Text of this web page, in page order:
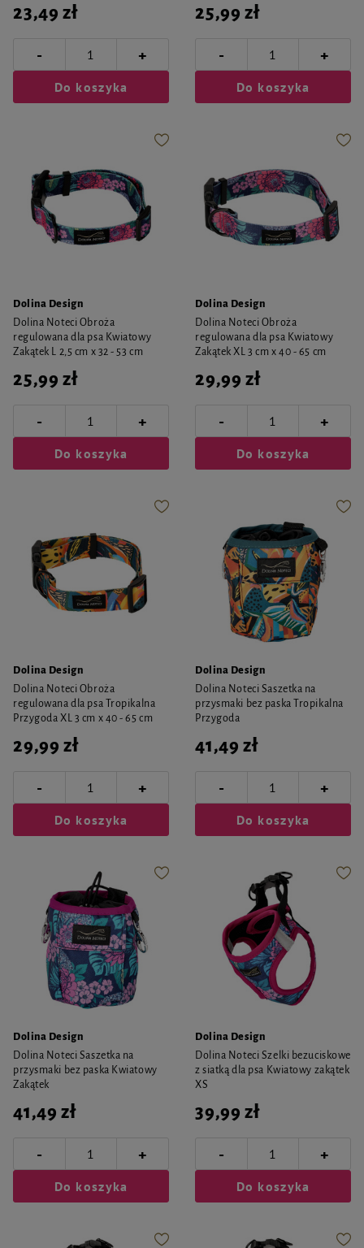
23,49 zł
- +
Do koszyka
25,99 zł
- +
Do koszyka
Dolina Design
Dolina Noteci Obroża
regulowana dla psa Kwiatowy
Zakątek L 2,5 cm x 32 - 53 cm
25,99 zł
- +
Do koszyka
Dolina Design
Dolina Noteci Obroża
regulowana dla psa Kwiatowy
Zakątek XL 3 cm x 40 - 65 cm
29,99 zł
- +
Do koszyka
Dolina Design
Dolina Noteci Obroża
regulowana dla psa Tropikalna
Przygoda XL 3 cm x 40 - 65 cm
29,99 zł
- +
Do koszyka
Dolina Design
Dolina Noteci Saszetka na
przysmaki bez paska Tropikalna
Przygoda
41,49 zł
- +
Do koszyka
Dolina Design
Dolina Noteci Saszetka na
przysmaki bez paska Kwiatowy
Zakątek
41,49 zł
- +
Do koszyka
Dolina Design
Dolina Noteci Szelki bezuciskowe
z siatką dla psa Kwiatowy zakątek
XS
39,99 zł
- +
Do koszyka